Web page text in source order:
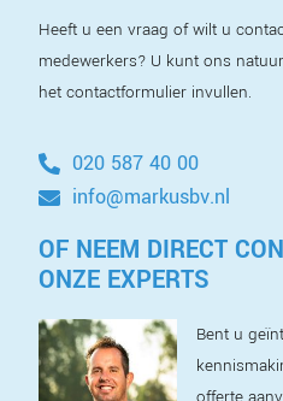
Heeft u een vraag of wilt u
medewerkers? U kunt ons
het contactformulier invullen.
020 587 40 00
info@markusbv.nl
OF NEEM DIRECT
ONZE EXPERTS
Bent u